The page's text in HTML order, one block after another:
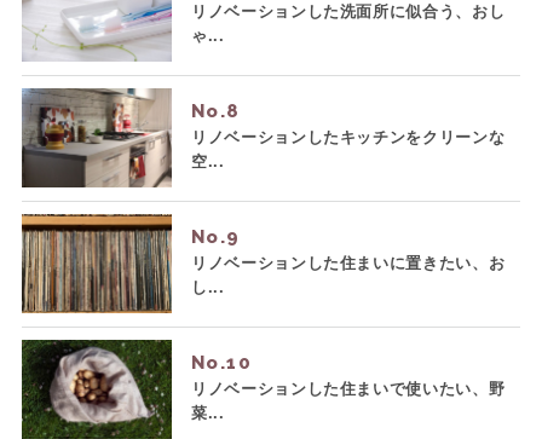
リノベーションした洗面所に似合う、おし
ゃ...
No.
リノベーションしたキッチンをクリーンな
空...
No.
リノベーションした住まいに置きたい、お
し...
No.
リノベーションした住まいで使いたい、野
菜...